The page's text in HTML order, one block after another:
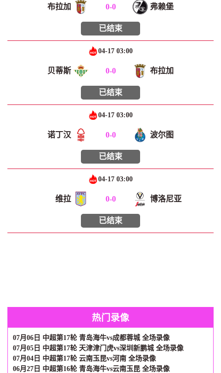
布拉加 0-0 弗赖堡
已结束
04-17 03:00
贝蒂斯 0-0 布拉加
已结束
04-17 03:00
诺丁汉 0-0 波尔图
已结束
04-17 03:00
维拉 0-0 博洛尼亚
已结束
热门录像
07月06日 中超第17轮 青岛海牛vs成都蓉城 全场录像
07月05日 中超第17轮 天津津门虎vs深圳新鹏城 全场录像
07月04日 中超第17轮 云南玉昆vs河南 全场录像
06月27日 中超第16轮 青岛海牛vs云南玉昆 全场录像